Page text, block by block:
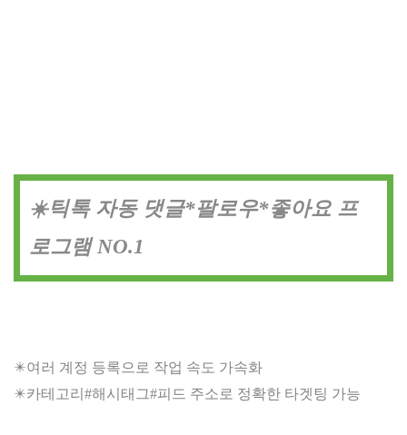
☀️틱톡 자동 댓글*팔로우*좋아요 프
로그램 NO.1
✴️여러 계정 등록으로 작업 속도 가속화
✴️카테고리#해시태그#피드 주소로 정확한 타겟팅 가능